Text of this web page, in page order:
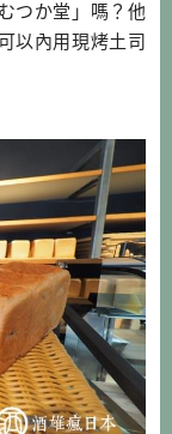
つか堂」嗎？他
以內用現烤土司
過博多車站的
訊 店名：むつか